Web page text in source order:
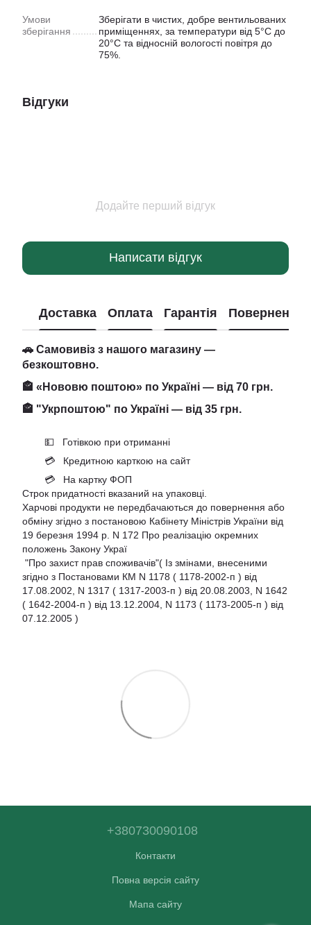
Умови
зберігання
Зберігати в чистих, добре вентильованих
приміщеннях, за температури від 5°C до
20°C та відносній вологості повітря до
75%.
Відгуки
Додайте перший відгук
Написати відгук
Доставка Оплата Гарантія Повернення
🚗 Самовивіз з нашого магазину —
безкоштовно.
🏤 «Нововю поштою» по Україні — від 70 грн.
🏤 "Укрпоштою" по Україні — від 35 грн.
💵 Готівкою при отриманні
💳 Кредитною карткою на сайт
💳 На картку ФОП
Строк придатності вказаний на упаковці.
Харчові продукти не передбачаються до повернення або
обміну згідно з постановою Кабінету Міністрів України від
19 березня 1994 р. N 172 Про реалізацію окремних
положень Закону Украї
"Про захист прав споживачів"( Із змінами, внесеними
згідно з Постановами КМ N 1178 ( 1178-2002-п ) від
17.08.2002, N 1317 ( 1317-2003-п ) від 20.08.2003, N 1642
( 1642-2004-п ) від 13.12.2004, N 1173 ( 1173-2005-п ) від
07.12.2005 )
+380730090108
Контакти
Повна версія сайту
Мапа сайту